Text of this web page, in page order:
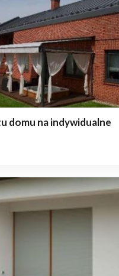
domu na indywidualne